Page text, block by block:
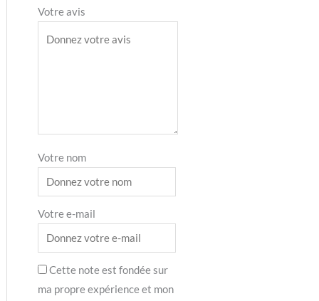
Votre avis
Votre nom
Votre e-mail
Cette note est fondée sur
ma propre expérience et mon